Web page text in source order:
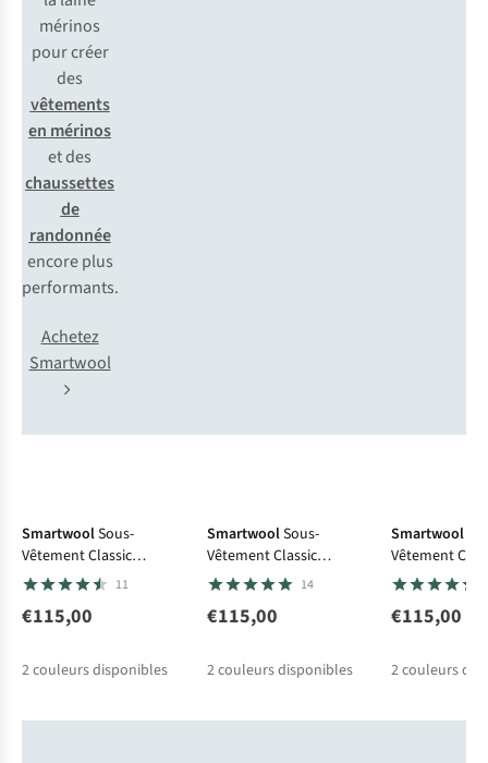
mérinos
pourcréer
des
vêtements
en mérinos
etdes
chaussettes
de
randonnée
encore plus
performants.
Achetez
Smartwool
SmartwoolSous-
Vêtement Classic
Thermal Merino
11
€115,00
2couleurs disponibles
SmartwoolSous-
Vêtement Classic
Thermal Merino
14
€115,00
2couleurs disponibles
Smartwool
Vêtement
Thermal
€115,00
2couleurs